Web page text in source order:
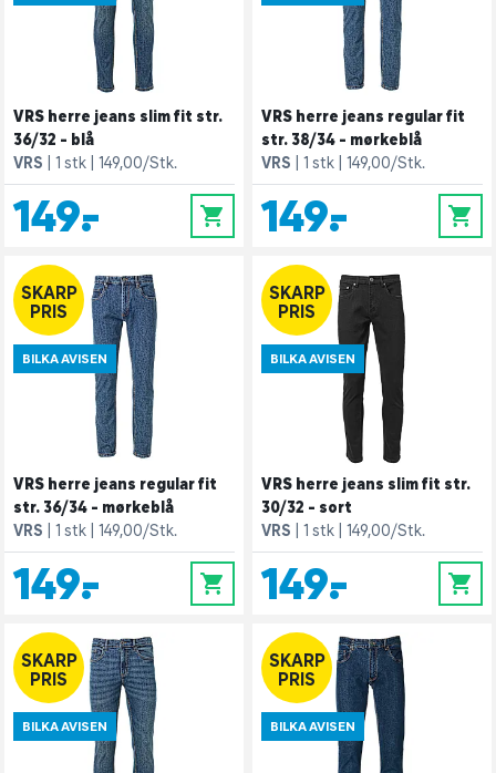
VRS herre jeans slim fit str.
36/32 - blå
VRS
1 stk 149,00/Stk.
149,- 0
VRS herre jeans regular fit
str. 38/34 - mørkeblå
VRS
1 stk 149,00/Stk.
149,- 0
SKARP
PRIS
BILKA AVISEN
VRS herre jeans regular fit
str. 36/34 - mørkeblå
VRS
1 stk 149,00/Stk.
149,- 0
SKARP
PRIS
BILKA AVISEN
VRS herre jeans slim fit str.
30/32 - sort
VRS
1 stk 149,00/Stk.
149,- 0
SKARP
PRIS
BILKA AVISEN
SKARP
PRIS
BILKA AVISEN